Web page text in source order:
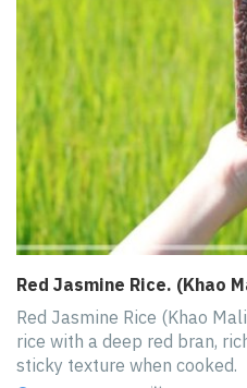
Red Jasmine Rice. (Khao
Red Jasmine Rice (Khao
rice with a deep red bran,
sticky texture when cooked.